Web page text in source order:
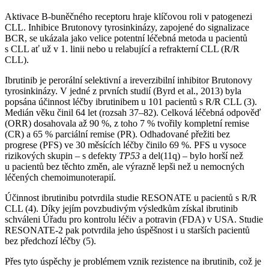
Aktivace B-buněčného receptoru hraje klíčovou roli v patogenezi
CLL. Inhibice Brutonovy tyrosinkinázy, zapojené do signalizace
BCR, se ukázala jako velice potentní léčebná metoda u pacientů
s CLL ať už v 1. linii nebo u relabující a refrakterní CLL (R/R
CLL).
Ibrutinib je perorální selektivní a ireverzibilní inhibitor Brutonovy
tyrosinkinázy. V jedné z prvních studií (Byrd et al., 2013) byla
popsána účinnost léčby ibrutinibem u 101 pacientů s R/R CLL (3).
Medián věku činil 64 let (rozsah 37–82). Celková léčebná odpověď
(ORR) dosahovala až 90 %, z toho 7 % tvořily kompletní remise
(CR) a 65 % parciální remise (PR). Odhadované přežiti bez
progrese (PFS) ve 30 měsících léčby činilo 69 %. PFS u vysoce
rizikových skupin –⁠ s defekty TP53 a del(11q) –⁠ bylo horší než
u pacientů bez těchto změn, ale výrazně lepši než u nemocných
léčených chemoimunoterapií.
Účinnost ibrutinibu potvrdila studie RESONATE u pacientů s R/R
CLL (4). Díky jejím povzbudivým výsledkům získal ibrutinib
schváleni Úřadu pro kontrolu léčiv a potravin (FDA) v USA. Studie
RESONATE-2 pak potvrdila jeho úspěšnost i u starších pacientů
bez předchozí léčby (5).
Přes tyto úspěchy je problémem vznik rezistence na ibrutinib, což je